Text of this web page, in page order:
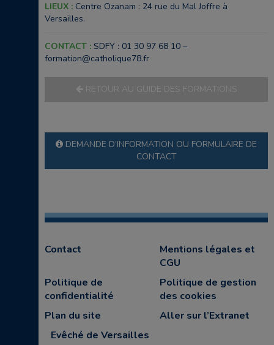
LIEUX : Centre Ozanam : 24 rue du Mal Joffre à
Versailles.
CONTACT : SDFY : 01 30 97 68 10 –
formation@catholique78.fr
RETOUR AU GUIDE DES FORMATIONS
DEMANDE D’INFORMATION OU FORMULAIRE DE
CONTACT
Contact
Mentions légales et
CGU
Politique de
confidentialité
Politique de gestion
des cookies
Plan du site
Aller sur l’Extranet
Evêché de Versailles